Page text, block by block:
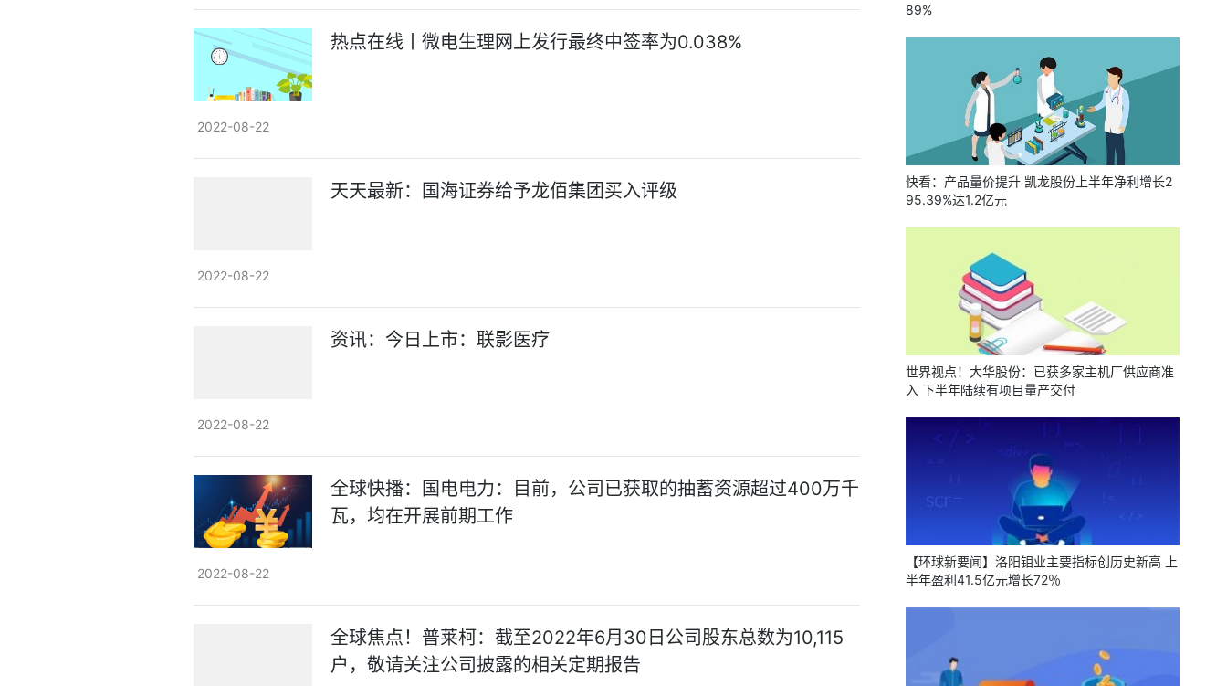
热点在线丨微电生理网上发行最终中签率为0.038%
2022-08-22
天天最新：国海证券给予龙佰集团买入评级
2022-08-22
资讯：今日上市：联影医疗
2022-08-22
全球快播：国电电力：目前，公司已获取的抽蓄资源超过400万千
瓦，均在开展前期工作
2022-08-22
全球焦点！普莱柯：截至2022年6月30日公司股东总数为10,115
户，敬请关注公司披露的相关定期报告
89%
快看：产品量价提升 凯龙股份上半年净利增长2
95.39%达1.2亿元
世界视点！大华股份：已获多家主机厂供应商准
入 下半年陆续有项目量产交付
【环球新要闻】洛阳钼业主要指标创历史新高 上
半年盈利41.5亿元增长72％